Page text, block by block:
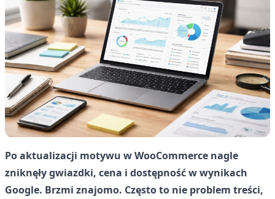
Po aktualizacji motywu w WooCommerce nagle
zniknęły gwiazdki, cena i dostępność w wynikach
Google. Brzmi znajomo. Często to nie problem treści,